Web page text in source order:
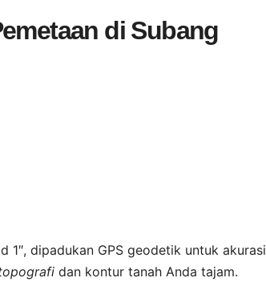
di Subang
1″, dipadukan GPS geodetik untuk akurasi
dan kontur tanah Anda tajam.